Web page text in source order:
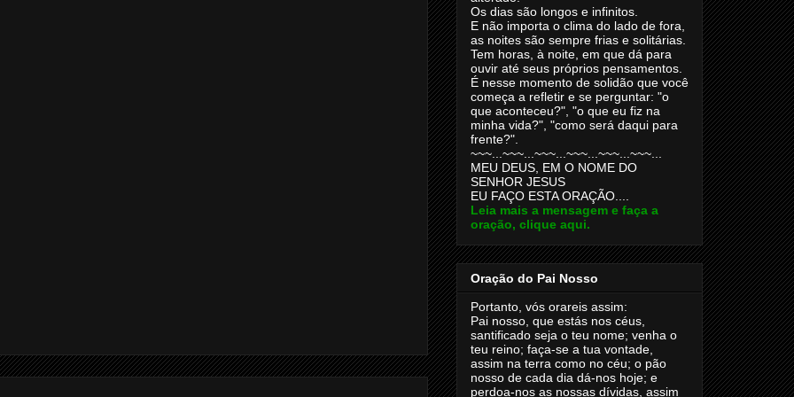
Os dias são longos e infinitos.
E não importa o clima do lado de fora,
as noites são sempre frias e solitárias.
Tem horas, à noite, em que dá para
ouvir até seus próprios pensamentos.
É nesse momento de solidão que você
começa a refletir e se perguntar: "o
que aconteceu?", "o que eu fiz na
minha vida?", "como será daqui para
frente?".
~~~...~~~...~~~...~~~...~~~...~~~...
MEU DEUS, EM O NOME DO
SENHOR JESUS
EU FAÇO ESTA ORAÇÃO....
Leia mais a mensagem e faça a
oração, clique aqui.
Oração do Pai Nosso
Portanto, vós orareis assim:
Pai nosso, que estás nos céus,
santificado seja o teu nome; venha o
teu reino; faça-se a tua vontade,
assim na terra como no céu; o pão
nosso de cada dia dá-nos hoje; e
perdoa-nos as nossas dívidas, assim